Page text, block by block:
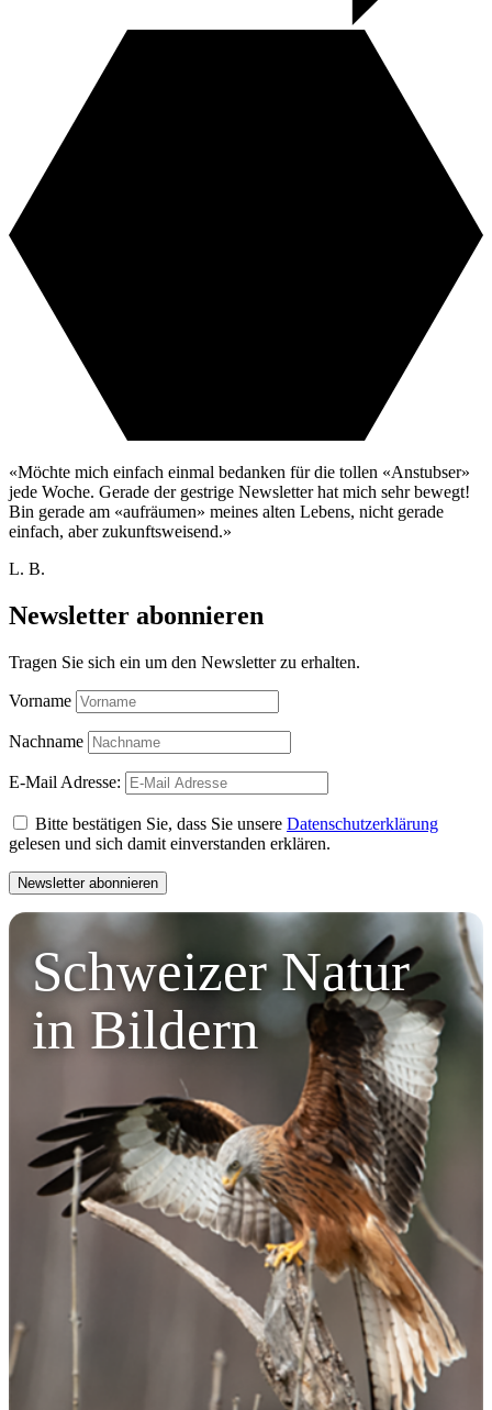
«Möchte mich einfach einmal bedanken für die tollen «Anstubser»
jede Woche. Gerade der gestrige Newsletter hat mich sehr bewegt!
Bin gerade am «aufräumen» meines alten Lebens, nicht gerade
einfach, aber zukunftsweisend.»
L. B.
Newsletter abonnieren
Tragen Sie sich ein um den Newsletter zu erhalten.
Vorname
Nachname
E-Mail Adresse:
Bitte bestätigen Sie, dass Sie unsere Datenschutzerklärung
gelesen und sich damit einverstanden erklären.
Schweizer Natur
in Bildern